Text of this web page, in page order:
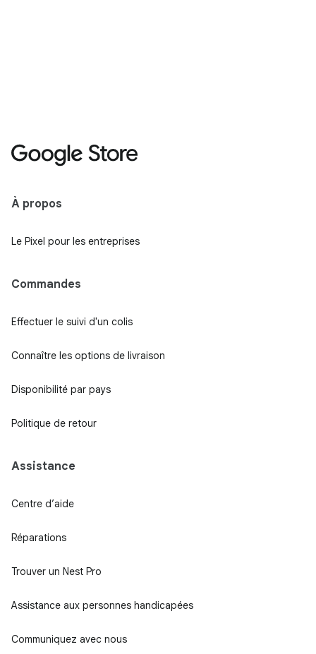
À propos
Le Pixel pour les entreprises
Commandes
Effectuer le suivi d'un colis
Connaître les options de livraison
Disponibilité par pays
Politique de retour
Assistance
Centre d’aide
Réparations
Trouver un Nest Pro
Assistance aux personnes handicapées
Communiquez avec nous